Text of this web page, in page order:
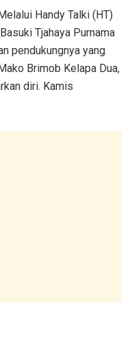
Handy Talki (HT)
Tjahaya Purnama
pendukungnya yang
Brimob Kelapa Dua,
diri. Kamis